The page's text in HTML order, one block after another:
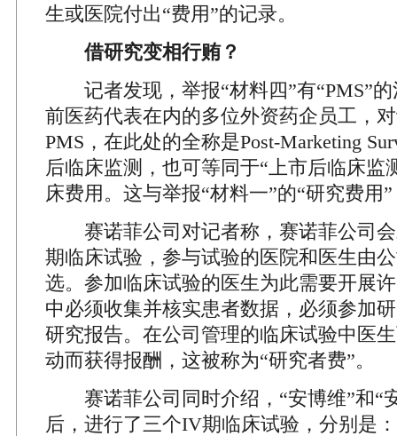
生或医院付出“费用”的记录。
借研究变相行贿？
记者发现，举报“材料四”有“PMS”的
前医药代表在内的多位外资药企员工，
PMS，在此处的全称是Post-Marketing
后临床监测，也可等同于“上市后临床监
床费用。这与举报“材料一”的“研究费用
赛诺菲公司对记者称，赛诺菲公司会
期临床试验，参与试验的医院和医生由
选。参加临床试验的医生为此需要开展
中必须收集并核实患者数据，必须参加
研究报告。在公司管理的临床试验中医
动而获得报酬，这被称为“研究者费”。
赛诺菲公司同时介绍，“安博维”和“
后，进行了三个IV期临床试验，分别是：